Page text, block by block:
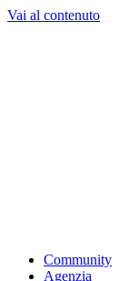
Vai al contenuto
Community
Agenzia